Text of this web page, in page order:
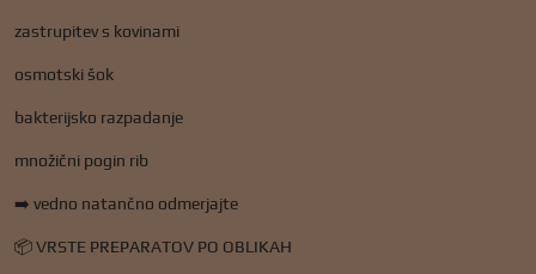
zastrupitev s kovinami
osmotski šok
bakterijsko razpadanje
množični pogin rib
➡️ vedno natančno odmerjajte
📦 VRSTE PREPARATOV PO OBLIKAH